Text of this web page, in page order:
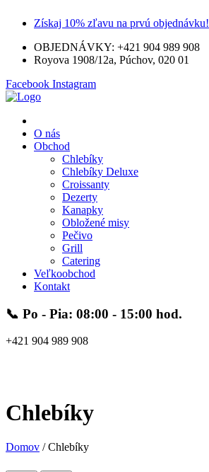
Získaj 10% zľavu na prvú objednávku!
OBJEDNÁVKY: +421 904 989 908
Royova 1908/12a, Púchov, 020 01
Facebook Instagram
Menu
O nás
Obchod
Chlebíky
Chlebíky Deluxe
Croissanty
Dezerty
Kanapky
Obložené misy
Pečivo
Grill
Catering
Veľkoobchod
Kontakt
📞 Po - Pia: 08:00 - 15:00 hod.
+421 904 989 908
Chlebíky
Domov /Chlebíky